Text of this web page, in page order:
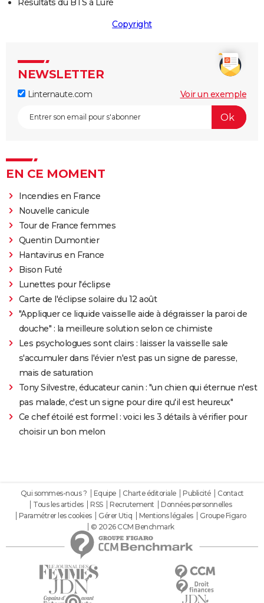
Résultats du BTS à Luré
Copyright
NEWSLETTER
Linternaute.com Voir un exemple
EN CE MOMENT
Incendies en France
Nouvelle canicule
Tour de France femmes
Quentin Dumontier
Hantavirus en France
Bison Futé
Lunettes pour l'éclipse
Carte de l'éclipse solaire du 12 août
"Appliquer ce liquide vaisselle aide à dégraisser la paroi de
douche" : la meilleure solution selon ce chimiste
Les psychologues sont clairs : laisser la vaisselle sale
s'accumuler dans l'évier n'est pas un signe de paresse,
mais de saturation
Tony Silvestre, éducateur canin : "un chien qui éternue n'est
pas malade, c'est un signe pour dire qu'il est heureux"
Ce chef étoilé est formel : voici les 3 détails à vérifier pour
choisir un bon melon
Qui sommes-nous ? Equipe Charte éditoriale Publicité
Contact
Tous les articles
RSS Recrutement
Données personnelles
Paramétrer les cookies
Gérer Utiq Mentions légales
Groupe Figaro
© 2026 CCM Benchmark